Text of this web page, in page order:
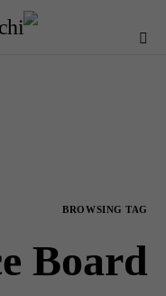
BROWSING TAG
Board